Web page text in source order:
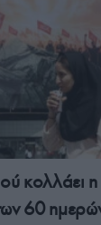
κολλάει
60